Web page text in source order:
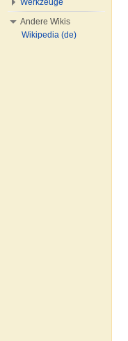
Werkzeuge
Andere Wikis
Wikipedia (de)